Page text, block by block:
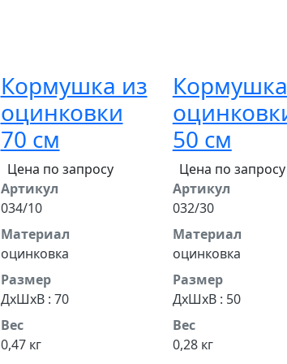
Кормушка из
оцинковки
70 см
Цена по запросу
Артикул
034/10
Материал
оцинковка
Размер
ДхШхВ : 70
Вес
0,47 кг
50 см
Цена по запросу
Артикул
032/30
Материал
оцинковка
Размер
ДхШхВ : 50
Вес
0,28 кг